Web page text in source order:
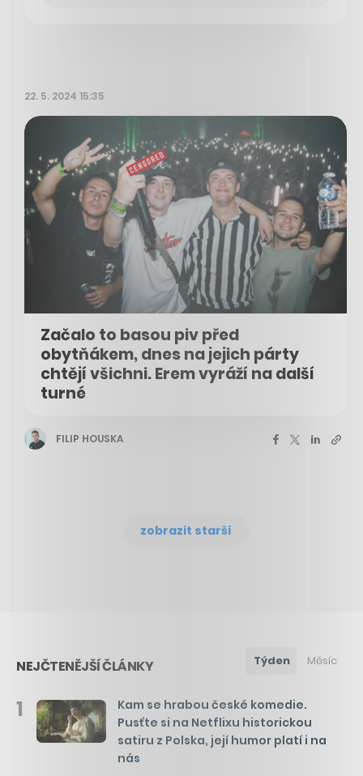
22. 5. 2024 15:35
Začalo to basou piv před
obytňákem, dnes na jejich párty
chtějí všichni. Erem vyráží na další
turné
FILIP HOUSKA
zobrazit starší
NEJČTENĚJŠÍ ČLÁNKY Týden Měsíc
1
Kam se hrabou české komedie.
Pusťte si na Netflixu historickou
satiru z Polska, její humor platí i na
nás